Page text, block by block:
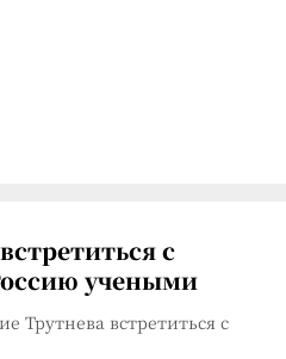
с
учеными
Трутнева встретиться с